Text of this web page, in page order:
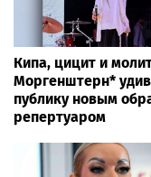
Кипа, цицит и
Моргенштерн*
публику новым
репертуаром